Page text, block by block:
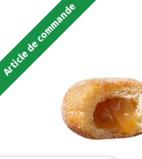
Article de commande